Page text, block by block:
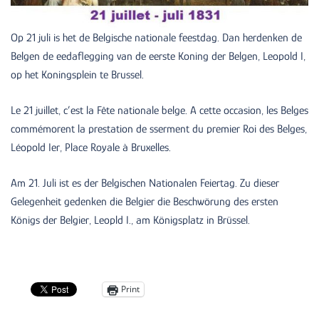
Op 21 juli is het de Belgische nationale feestdag. Dan herdenken de
Belgen de eedaflegging van de eerste Koning der Belgen, Leopold I,
op het Koningsplein te Brussel.
Le 21 juillet, c’est la Fête nationale belge. A cette occasion, les Belges
commémorent la prestation de sserment du premier Roi des Belges,
Léopold Ier, Place Royale à Bruxelles.
Am 21. Juli ist es der Belgischen Nationalen Feiertag. Zu dieser
Gelegenheit gedenken die Belgier die Beschwörung des ersten
Königs der Belgier, Leopld I., am Königsplatz in Brüssel.
Print